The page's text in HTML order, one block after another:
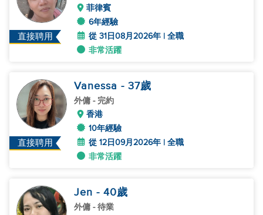
直接聘用
菲律賓
6年經驗
從 31日08月2026年 | 全職
非常活躍
直接聘用
Vanessa - 37歲
外傭 - 完約
香港
10年經驗
從 12日09月2026年 | 全職
非常活躍
Jen - 40歲
外傭 - 待業